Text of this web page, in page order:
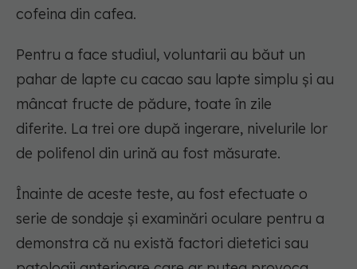
cofeina din cafea.
Pentru a face studiul, voluntarii au băut un
pahar de lapte cu cacao sau lapte simplu și au
mâncat fructe de pădure, toate în zile
diferite. La trei ore după ingerare, nivelurile lor
de polifenol din urină au fost măsurate.
Înainte de aceste teste, au fost efectuate o
serie de sondaje și examinări oculare pentru a
demonstra că nu există factori dietetici sau